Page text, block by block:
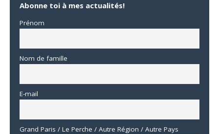
Abonne toi à mes actualités!
Prénom
Nom de famille
E-mail
Grand Paris / Le Perche / Autre Région / Autre Pays